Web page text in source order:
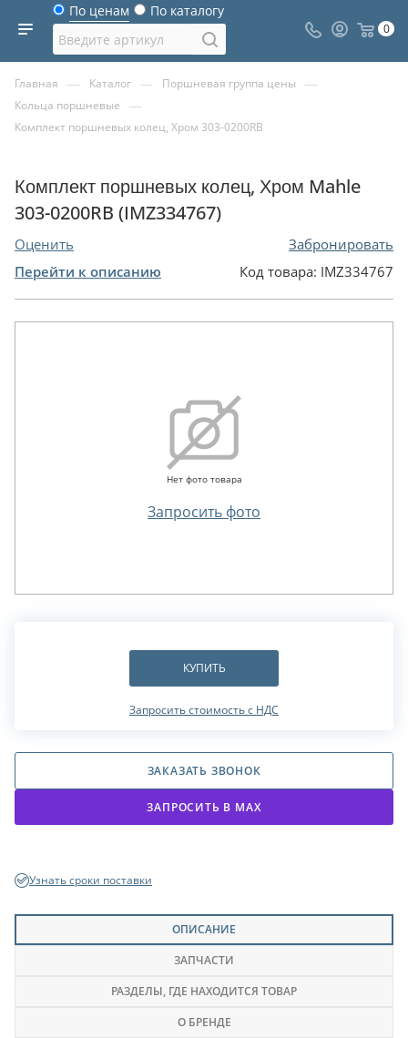
По ценам По каталогу
0
Главная — Каталог — Поршневая группа цены —
Кольца поршневые —
Комплект поршневых колец, Хром 303-0200RB
Комплект поршневых колец, Хром Mahle
303-0200RB (IMZ334767)
Оценить
Забронировать
Перейти к описанию
Код товара: IMZ334767
Нет фото товара
Запросить фото
КУПИТЬ
Запросить стоимость с НДС
ЗАКАЗАТЬ ЗВОНОК
ЗАПРОСИТЬ В МАХ
Узнать сроки поставки
ОПИСАНИЕ
ЗАПЧАСТИ
РАЗДЕЛЫ, ГДЕ НАХОДИТСЯ ТОВАР
О БРЕНДЕ